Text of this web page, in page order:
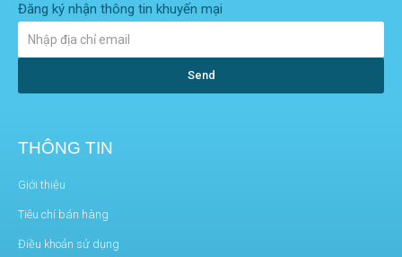
Đăng ký nhận thông tin khuyến mại
Send
THÔNG TIN
Giới thiệu
Tiêu chí bán hàng
Điều khoản sử dụng